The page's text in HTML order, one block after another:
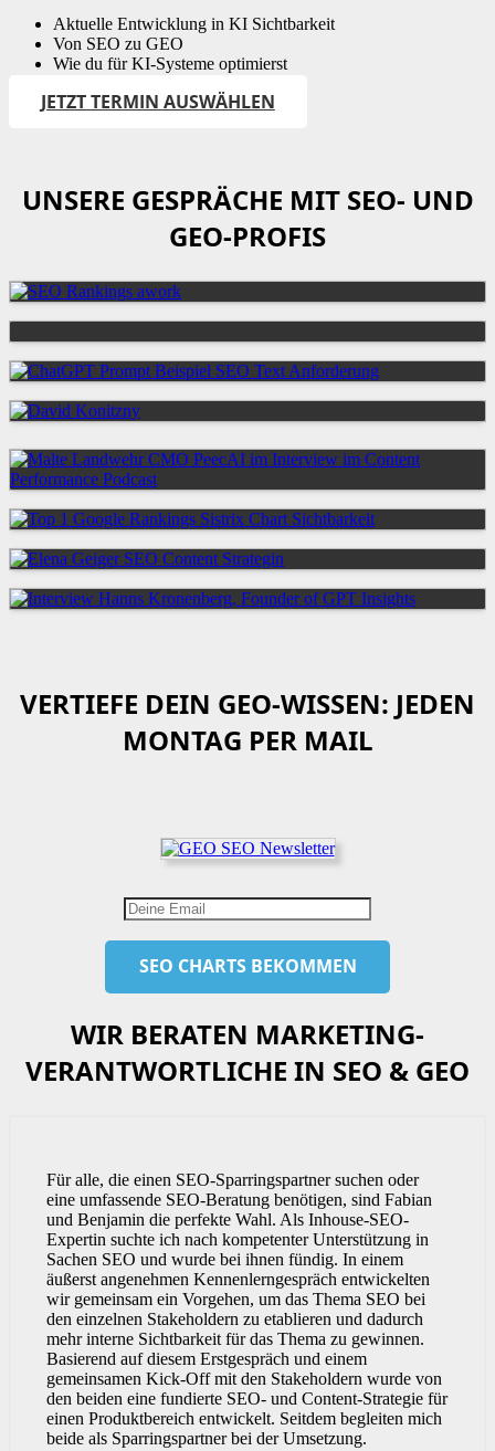
Aktuelle Entwicklung in KI Sichtbarkeit
Von SEO zu GEO
Wie du für KI-Systeme optimierst
JETZT TERMIN AUSWÄHLEN
UNSERE GESPRÄCHE MIT SEO- UND
GEO-PROFIS
VERTIEFE DEIN GEO-WISSEN: JEDEN
MONTAG PER MAIL
WIR BERATEN MARKETING-
VERANTWORTLICHE IN SEO & GEO
Für alle, die einen SEO-Sparringspartner suchen oder
eine umfassende SEO-Beratung benötigen, sind Fabian
und Benjamin die perfekte Wahl. Als Inhouse-SEO-
Expertin suchte ich nach kompetenter Unterstützung in
Sachen SEO und wurde bei ihnen fündig. In einem
äußerst angenehmen Kennenlerngespräch entwickelten
wir gemeinsam ein Vorgehen, um das Thema SEO bei
den einzelnen Stakeholdern zu etablieren und dadurch
mehr interne Sichtbarkeit für das Thema zu gewinnen.
Basierend auf diesem Erstgespräch und einem
gemeinsamen Kick-Off mit den Stakeholdern wurde von
den beiden eine fundierte SEO- und Content-Strategie für
einen Produktbereich entwickelt. Seitdem begleiten mich
beide als Sparringspartner bei der Umsetzung.